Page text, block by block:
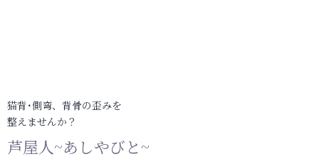
猫背･側弯、背骨の歪みを
整えませんか？
芦屋人~あしやびと~